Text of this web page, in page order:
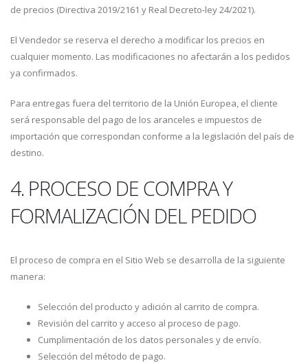
de precios (Directiva 2019/2161 y Real Decreto-ley 24/2021).
El Vendedor se reserva el derecho a modificar los precios en
cualquier momento. Las modificaciones no afectarán a los pedidos
ya confirmados.
Para entregas fuera del territorio de la Unión Europea, el cliente
será responsable del pago de los aranceles e impuestos de
importación que correspondan conforme a la legislación del país de
destino.
4. PROCESO DE COMPRA Y
FORMALIZACIÓN DEL PEDIDO
El proceso de compra en el Sitio Web se desarrolla de la siguiente
manera:
Selección del producto y adición al carrito de compra.
Revisión del carrito y acceso al proceso de pago.
Cumplimentación de los datos personales y de envío.
Selección del método de pago.